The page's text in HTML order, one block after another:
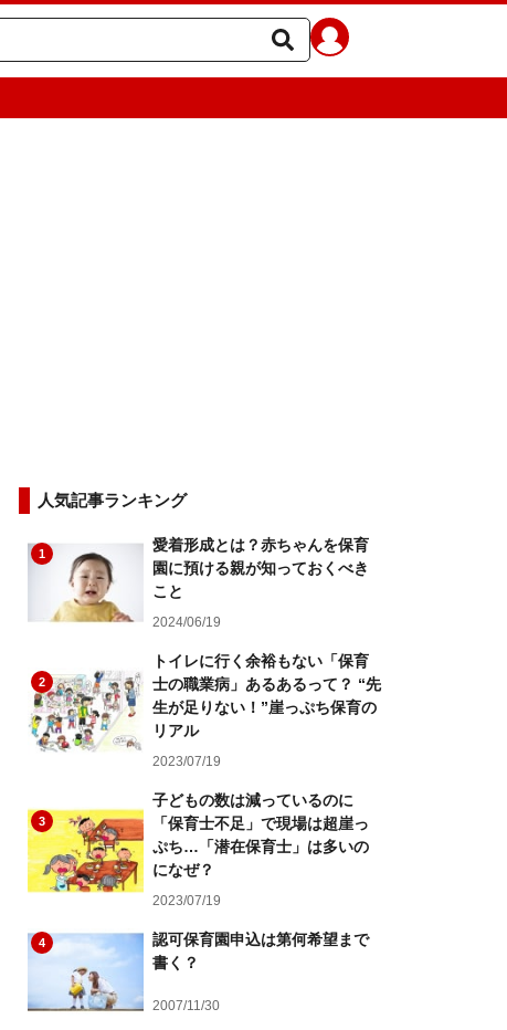
人気記事ランキング
1
愛着形成とは？赤ちゃんを保育
園に預ける親が知っておくべき
こと
2024/06/19
2
トイレに行く余裕もない「保育
士の職業病」あるあるって？ “先
生が足りない！”崖っぷち保育の
リアル
2023/07/19
3
子どもの数は減っているのに
「保育士不足」で現場は超崖っ
ぷち…「潜在保育士」は多いの
になぜ？
2023/07/19
4
認可保育園申込は第何希望まで
書く？
2007/11/30